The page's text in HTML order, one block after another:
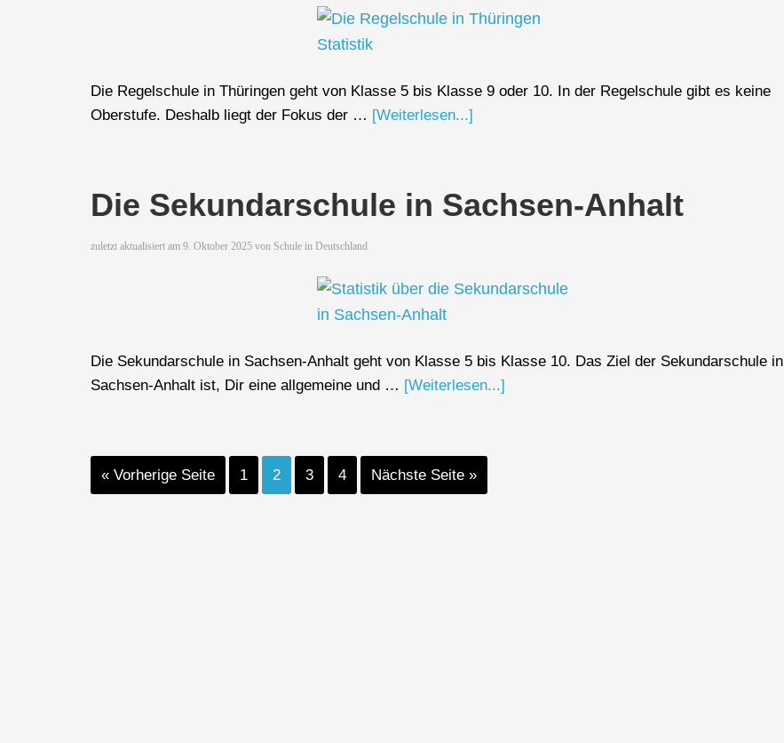
Die Regelschule in Thüringen geht von Klasse 5 bis Klasse 9 oder 10. In der Regelschule gibt es keine
Oberstufe. Deshalb liegt der Fokus der … [Weiterlesen...]
Die Sekundarschule in Sachsen-Anhalt
zuletzt aktualisiert am 9. Oktober 2025 von Schule in Deutschland
Die Sekundarschule in Sachsen-Anhalt geht von Klasse 5 bis Klasse 10. Das Ziel der Sekundarschule in
Sachsen-Anhalt ist, Dir eine allgemeine und … [Weiterlesen...]
« Vorherige Seite 1 2 3 4 Nächste Seite »